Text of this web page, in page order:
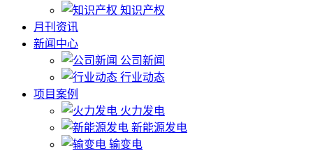
知识产权
月刊资讯
新闻中心
公司新闻
行业动态
项目案例
火力发电
新能源发电
输变电